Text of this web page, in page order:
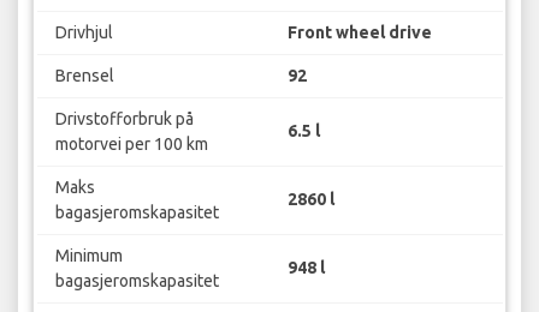
Drivhjul Front wheel drive
Brensel 92
Drivstofforbruk på
motorvei per 100 km
6.5 l
Maks
bagasjeromskapasitet
2860 l
Minimum
bagasjeromskapasitet
948 l